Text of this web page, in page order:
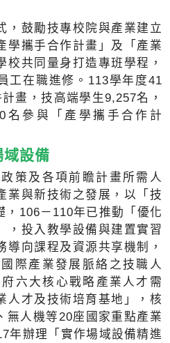
，鼓勵技專校院與產業建立
學攜手合作計畫」及「產業
校共同量身打造專班學程，
工在職進修。113學年度41
畫，技高端學生9,257名，
名參與「產學攜手合作計
域設備
策及各項前瞻計畫所需人
業與新技術之發展，以「技
，106－110年已推動「優化
，投入教學設備與建置實習
導向課程及資源共享機制，
際產業發展脈絡之技職人
六大核心戰略產業人才需
人才及技術培育基地」，核
無人機等20座國家重點產業
年辦理「實作場域設備精進